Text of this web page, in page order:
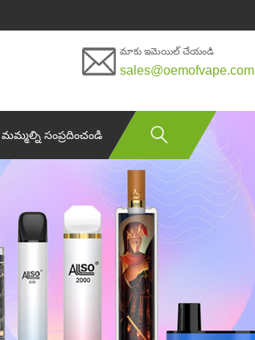
మాకు ఇమెయిల్ చేయండి
sales@oemofvape.com
మమ్మల్ని సంప్రదించండి